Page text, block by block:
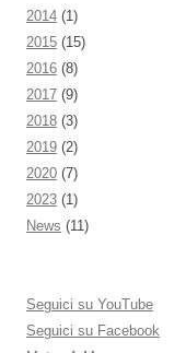
2014 (1)
2015 (15)
2016 (8)
2017 (9)
2018 (3)
2019 (2)
2020 (7)
2023 (1)
News (11)
Seguici su YouTube
Seguici su Facebook